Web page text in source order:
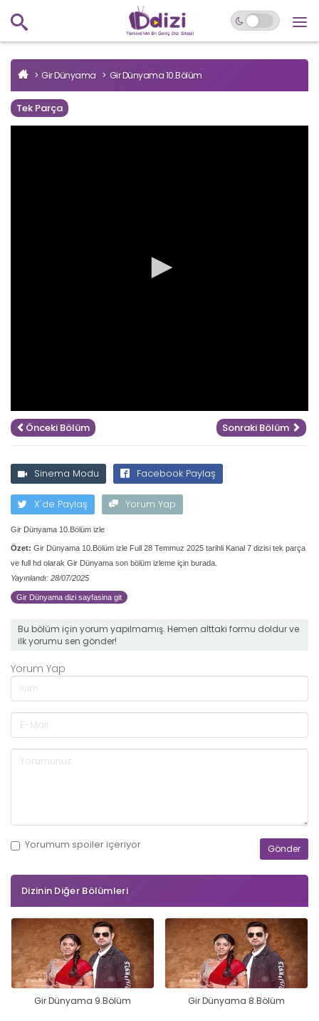
Gir Dünyama Gir Dünyama 10.Bölüm
Tek Parça
Önceki Bölüm Sonraki Bölüm
Sinema Modu Facebook Paylaş
X'de Paylaş Yorum Yap
Gir Dünyama 10.Bölüm izle
Özet: Gir Dünyama 10.Bölüm izle Full 28 Temmuz 2025 tarihli Kanal 7 dizisi tek parça
ve full hd olarak Gir Dünyama son bölüm izleme için burada.
Yayınlandı: 28/07/2025
Gir Dünyama dizi sayfasina git
Bu bölüm için yorum yapılmamış. Hemen alttaki formu doldur ve
ilk yorumu sen gönder!
Yorum Yap
Yorumum spoileriçeriyor
Dizinin Diğer Bölümleri
Gir Dünyama 9.Bölüm Gir Dünyama 8.Bölüm